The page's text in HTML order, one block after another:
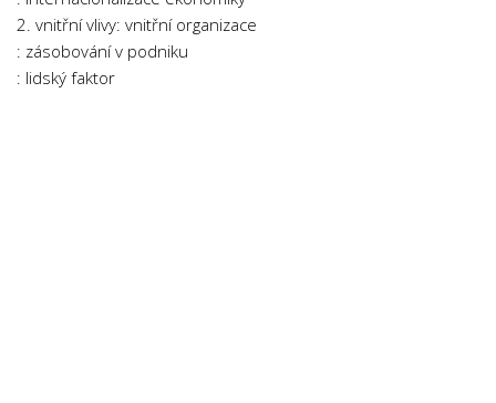
2. vnitřní vlivy: vnitřní organizace
: zásobování v podniku
: lidský faktor